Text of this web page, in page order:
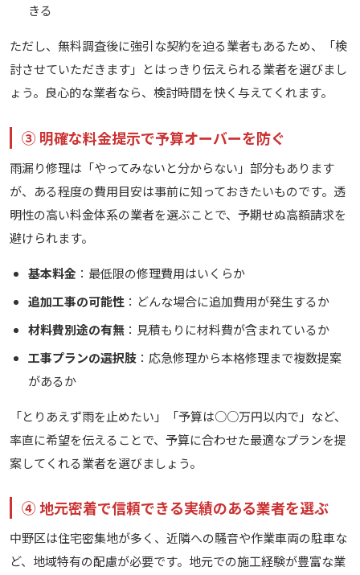
きる
ただし、無料調査後に強引な契約を迫る業者もあるため、「検
討させていただきます」とはっきり伝えられる業者を選びまし
ょう。良心的な業者なら、検討時間を快く与えてくれます。
③ 明確な料金提示で予算オーバーを防ぐ
雨漏り修理は「やってみないと分からない」部分もあります
が、ある程度の費用目安は事前に知っておきたいものです。透
明性の高い料金体系の業者を選ぶことで、予期せぬ高額請求を
避けられます。
基本料金 ：最低限の修理費用はいくらか
追加工事の可能性 ：どんな場合に追加費用が発生するか
材料費別途の有無：見積もりに材料費が含まれているか
工事プランの選択肢：応急修理から本格修理まで複数提案
があるか
「とりあえず雨を止めたい」「予算は○○万円以内で」など、
率直に希望を伝えることで、予算に合わせた最適なプランを提
案してくれる業者を選びましょう。
④ 地元密着で信頼できる実績のある業者を選ぶ
中野区は住宅密集地が多く、近隣への騒音や作業車両の駐車な
ど、地域特有の配慮が必要です。地元での施工経験が豊富な業